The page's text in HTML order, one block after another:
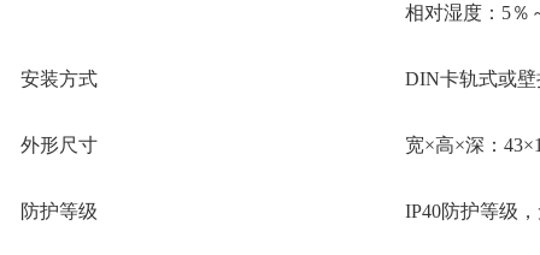
相对湿度： 5％
安装方式 DIN卡轨式或
外形尺寸 宽×高×深： 43×
防护等级 IP40防护等级